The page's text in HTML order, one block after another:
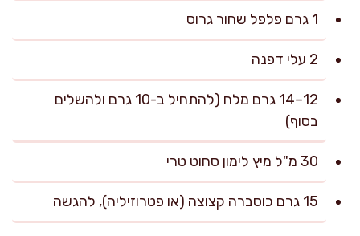
1 גרם פלפל שחור גרוס
2 עלי דפנה
12–14 גרם מלח (להתחיל ב-10 גרם ולהשלים
בסוף)
30 מ"ל מיץ לימון סחוט טרי
15 גרם כוסברה קצוצה (או פטרוזיליה), להגשה